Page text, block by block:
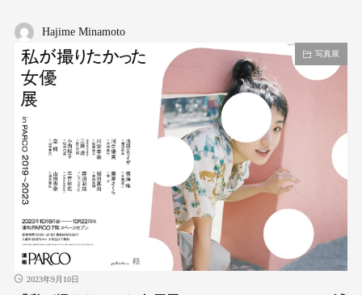
Hajime Minamoto
写真展
2023年9月10日